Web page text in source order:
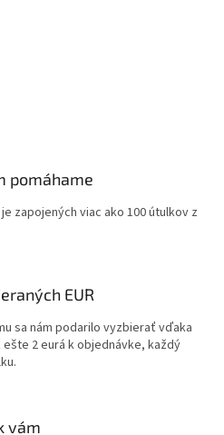
pomáhame
zapojených viac ako 100 útulkov z
EUR
sa nám podarilo vyzbierať vďaka
2 eurá k objednávke, každý
vám